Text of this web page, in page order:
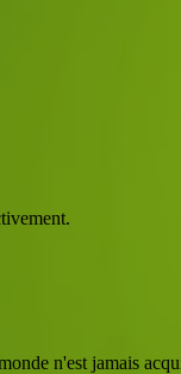
n'est jamais